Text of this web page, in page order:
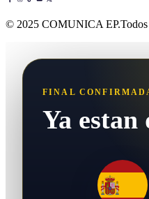
© 2025 COMUNICA EP.Todos
FINAL
Ya